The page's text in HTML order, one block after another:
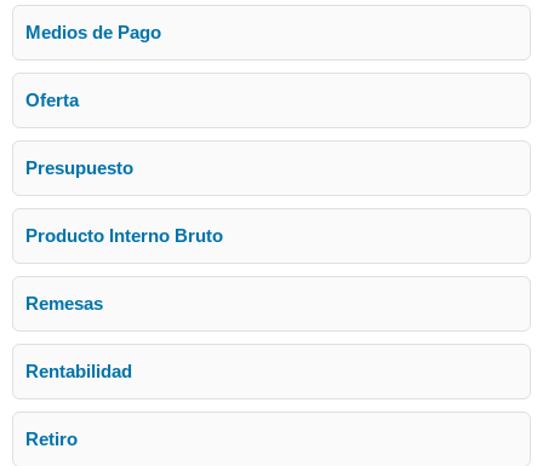
Medios de Pago
Oferta
Presupuesto
Producto Interno Bruto
Remesas
Rentabilidad
Retiro